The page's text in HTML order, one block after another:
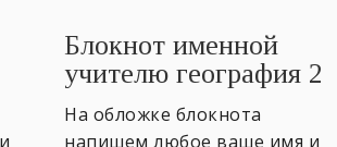
Блокнот именной
учителю география 2
На обложке блокнота
напишем любое ваше имя и